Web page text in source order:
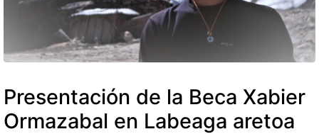
Presentación de la Beca Xabier
Ormazabal en Labeaga aretoa